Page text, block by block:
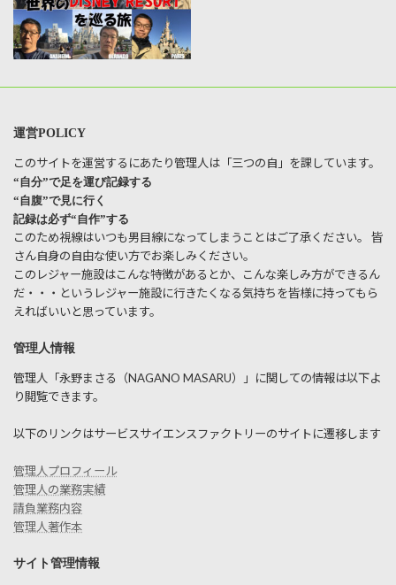
運営POLICY
このサイトを運営するにあたり管理人は「三つの自」を課しています。
“自分”で足を運び記録する
“自腹”で見に行く
記録は必ず“自作”する
このため視線はいつも男目線になってしまうことはご了承ください。 皆
さん自身の自由な使い方でお楽しみください。
このレジャー施設はこんな特徴があるとか、こんな楽しみ方ができるん
だ・・・というレジャー施設に行きたくなる気持ちを皆様に持ってもら
えればいいと思っています。
管理人情報
管理人「永野まさる（NAGANO MASARU）」に関しての情報は以下よ
り閲覧できます。
以下のリンクはサービスサイエンスファクトリーのサイトに遷移します
管理人プロフィール
管理人の業務実績
請負業務内容
管理人著作本
サイト管理情報